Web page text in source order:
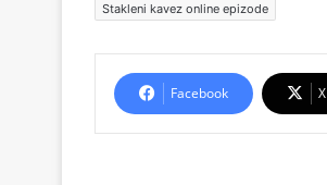
Stakleni kavez online epizode
Facebook X